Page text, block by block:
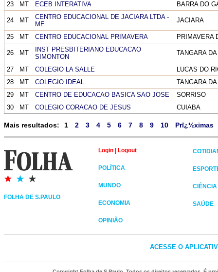
23 MT ECEB INTERATIVA BARRA DO
24 MT
CENTRO EDUCACIONAL DE JACIARA LTDA -
ME
JACIARA
25 MT CENTRO EDUCACIONAL PRIMAVERA PRIMAVERA
26 MT
INST PRESBITERIANO EDUCACAO
SIMONTON
TANGARA
27 MT COLEGIO LA SALLE
LUCAS DO
28
MT COLEGIO IDEAL
TANGARA
29
MT CENTRO DE EDUCACAO BASICA SAO JOSE
SORRISO
30
MT COLEGIO CORACAO DE JESUS CUIABA
Mais resultados: 1 2 3 4 5 6 7 8 9 10 Prï¿½ximas
FOLHA DE S.PAULO
Login Logout
POLÍTICA
MUNDO
ECONOMIA
OPINIÃO
CIÊNCIA
SAÚDE
ACESSE O